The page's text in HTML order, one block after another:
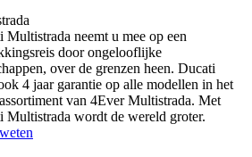
Multistrada neemt u mee op een
door ongelooflijke
over de grenzen heen. Ducati
4 jaar garantie op alle modellen in het
van 4Ever Multistrada. Met
Multistrada wordt de wereld groter.